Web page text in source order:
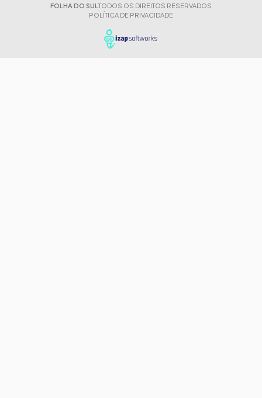
FOLHA DO SUL TODOS OS DIREITOS RESERVADOS
POLÍTICA DE PRIVACIDADE